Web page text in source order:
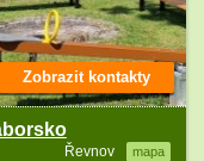
Řevnov mapa
Zobrazit kontakty